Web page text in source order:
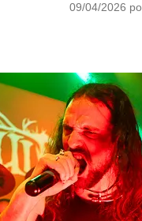
09/04/2026